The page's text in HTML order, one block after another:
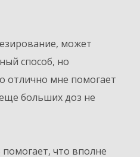
может
способ, но
отлично мне помогает
больших доз не
что вполне